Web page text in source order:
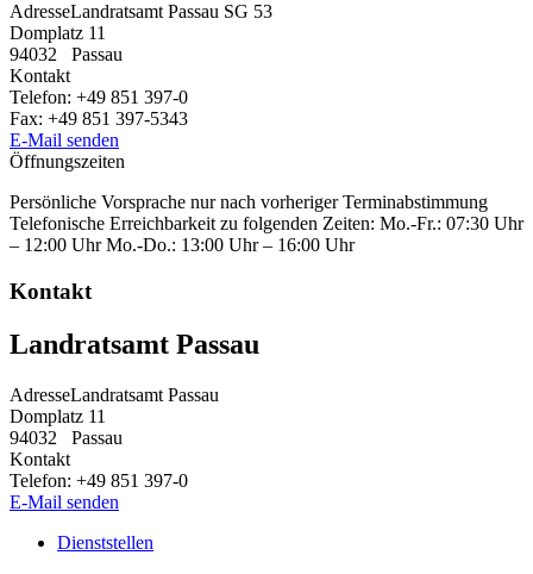
AdresseLandratsamt Passau SG 53
Domplatz 11
94032
Passau
Kontakt
Telefon: +49 851 397-0
Fax: +49 851 397-5343
E-Mail senden
Öffnungszeiten
Persönliche Vorsprache nur nach vorheriger Terminabstimmung
Telefonische Erreichbarkeit zu folgenden Zeiten: Mo.-Fr.: 07:30 Uhr
– 12:00 Uhr Mo.-Do.: 13:00 Uhr – 16:00 Uhr
Kontakt
Landratsamt Passau
AdresseLandratsamt Passau
Domplatz 11
94032
Passau
Kontakt
Telefon: +49 851 397-0
E-Mail senden
Dienststellen